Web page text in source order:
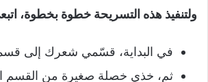
ولتنفيذ هذه التسريحة خطوة بخطوة،
في البداية، قسّمي شعرك إلى
ثم، خذي خصلة صغيرة من القسم